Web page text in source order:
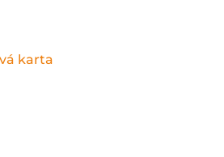
karta